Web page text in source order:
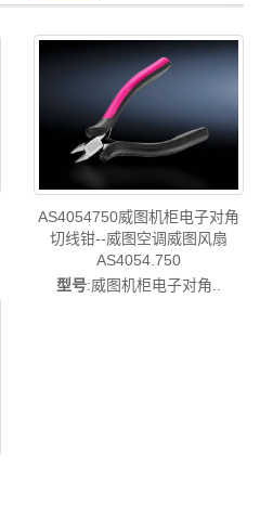
AS4054750威图机柜电子对角
切线钳--威图空调威图风扇
AS4054.750
型号:威图机柜电子对角..